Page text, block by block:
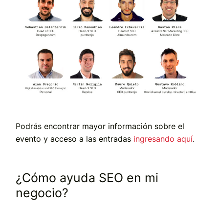
Podrás encontrar mayor información sobre el
evento y acceso a las entradas ingresando aquí.
¿Cómo ayuda SEO en mi
negocio?